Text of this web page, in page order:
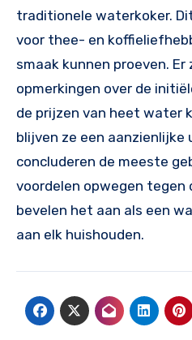
traditionele waterkoker.
voor thee- en
smaak kunnen proeven.
opmerkingen over de
de prijzen van heet water
blijven ze een aanzienlijke
concluderen de meeste
voordelen opwegen tegen
bevelen het aan als een
aan elk huishouden.